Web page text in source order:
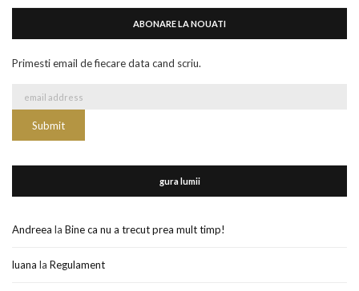
ABONARE LA NOUATI
Primesti email de fiecare data cand scriu.
gura lumii
Andreea la Bine ca nu a trecut prea mult timp!
luana la Regulament